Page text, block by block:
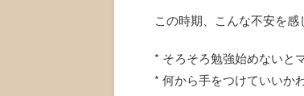
この時期、こんな不安を感
* そろそろ勉強始めないと
* 何から手をつけていいか